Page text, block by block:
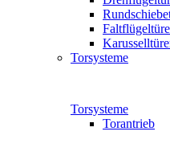
Torsysteme
Torsysteme
Torantrieb